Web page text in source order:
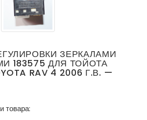
ЗЕРКАЛАМИ
183575 ДЛЯ ТОЙОТА
RAV 4 2006 Г.В. —
товара: